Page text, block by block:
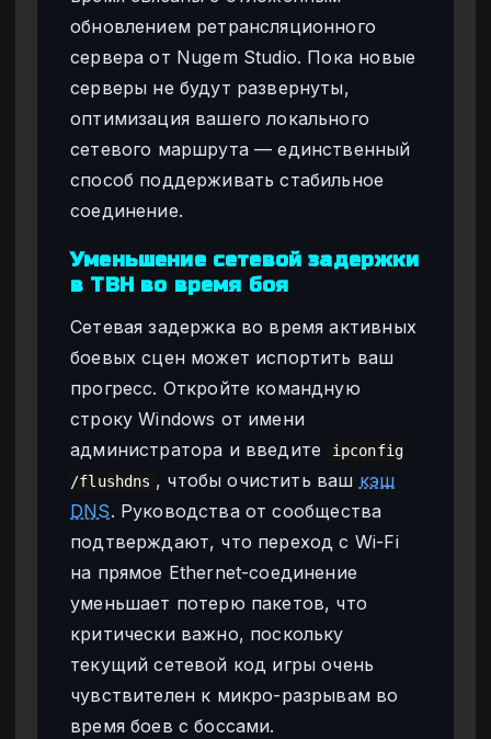
обновлением ретрансляционного
сервера от Nugem Studio. Пока новые
серверы не будут развернуты,
оптимизация вашего локального
сетевого маршрута — единственный
способ поддерживать стабильное
соединение.
Уменьшение сетевой задержки
в TBH во время боя
Сетевая задержка во время активных
боевых сцен может испортить ваш
прогресс. Откройте командную
строку Windows от имени
администратора и введите
ipconfig
/flushdns , чтобы очистить ваш кэш
DNS. Руководства от сообщества
подтверждают, что переход с Wi-Fi
на прямое Ethernet-соединение
уменьшает потерю пакетов, что
критически важно, поскольку
текущий сетевой код игры очень
чувствителен к микро-разрывам во
время боев с боссами.